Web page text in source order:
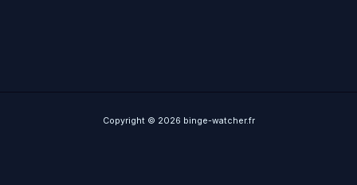
Copyright © 2026 binge-watcher.fr